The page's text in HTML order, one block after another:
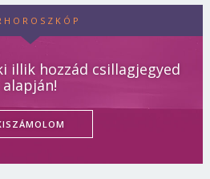
illik hozzád csillagjegyed
alapján!